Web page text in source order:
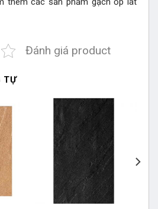
Đánh giá product
TỰ